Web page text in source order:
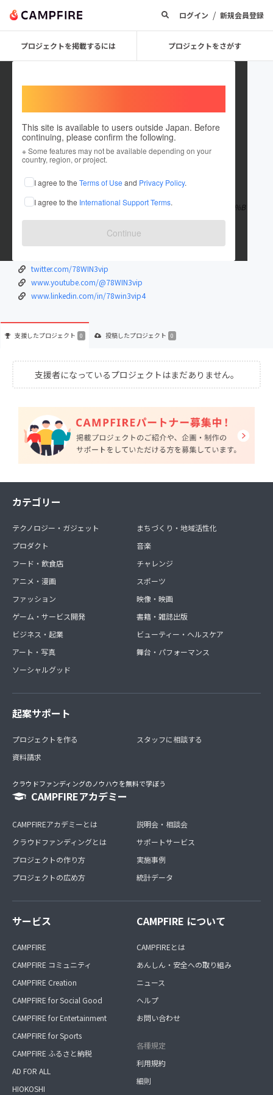
ログイン / 新規会員登録
プロジェクトを掲載するには プロジェクトをさがす
This site is available to users outside Japan. Before
continuing, please confirm the following.
※ Some features may not be available depending on your
country, region, or project.
I agree to the Terms of Use and Privacy Policy.
I agree to the International Support Terms.
Continue
78win3vip4
在住国：米国
出身国：米国
Website: https://68544f4ae0f4a.site123.me/blog/78win-tr%E1%B
A%A3i-nghi%E1%BB%87m-c%C3%A1-c もっと見る
twitter.com/78WIN3vip
www.youtube.com/@78WIN3vip
www.linkedin.com/in/78win3vip4
支援したプロジェクト 0 投稿したプロジェクト 0
支援者になっているプロジェクトはまだありません。
カテゴリー
テクノロジー・ガジェット
プロダクト
フード・飲食店
アニメ・漫画
ファッション
ゲーム・サービス開発
ビジネス・起業
アート・写真
ソーシャルグッド
まちづくり・地域活性化
音楽
チャレンジ
スポーツ
映像・映画
書籍・雑誌出版
ビューティー・ヘルスケア
舞台・パフォーマンス
起案サポート
プロジェクトを作る
資料請求
スタッフに相談する
クラウドファンディングのノウハウを無料で学ぼう
CAMPFIREアカデミー
CAMPFIREアカデミーとは
クラウドファンディングとは
プロジェクトの作り方
プロジェクトの広め方
説明会・相談会
サポートサービス
実施事例
統計データ
サービス
CAMPFIRE
CAMPFIRE コミュニティ
CAMPFIRE Creation
CAMPFIRE for Social Good
CAMPFIRE for Entertainment
CAMPFIRE for Sports
CAMPFIRE ふるさと納税
AD FOR ALL
HIOKOSHI
CAMPFIRE について
CAMPFIREとは
あんしん・安全への取り組み
ニュース
ヘルプ
お問い合わせ
各種規定
利用規約
細則